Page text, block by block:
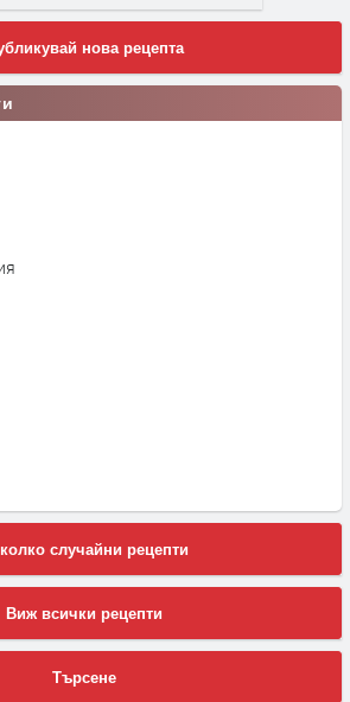
нова рецепта
случайни рецепти
Виж всички рецепти
Търсене